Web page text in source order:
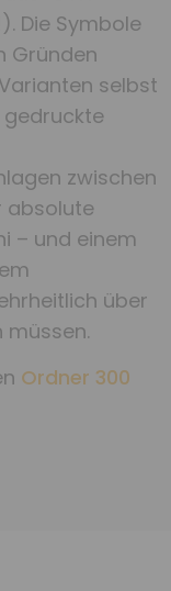
Die Symbole
Gründen
selbst
zwischen
absolute
– und einem
über
Ordner 300